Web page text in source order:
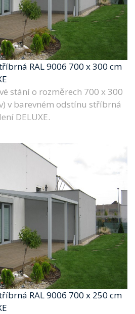
RAL 9006 700 x 300 cm
stání o rozměrech 700 x 300
v barevném odstínu stříbrná
DELUXE.
RAL 9006 700 x 250 cm